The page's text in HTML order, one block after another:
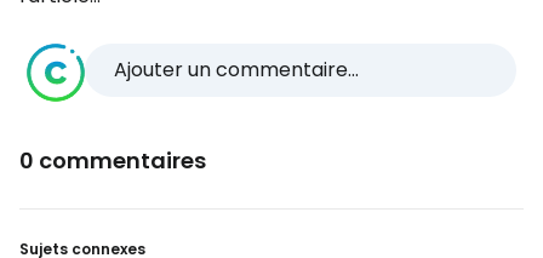
Ajouter un commentaire...
0 commentaires
Sujets connexes